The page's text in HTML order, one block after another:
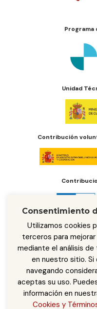
Programa
Unidad
Contribución
Órgano de
Consentimiento
Utilizamos cookies
terceros para
mediante el análisis de
en nuestro sitio. Si
navegando
aceptas su uso.
información en
Cookies y